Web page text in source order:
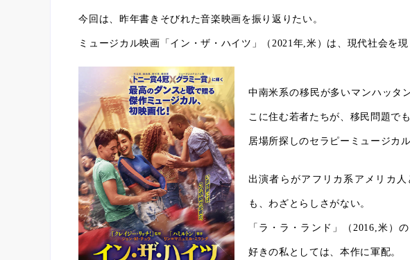
今回は、昨年書きそびれた音楽映画を振り返りたい。
ミュージカル映画「イン・ザ・ハイツ」（2021年,米）は、現代社会を現
中南米系の移民が多いマンハッタ
こに住む若者たちが、移民問題で
居場所探しのセラピーミュージカル
出演者らがアフリカ系アメリカ
も、わざとらしさがない。
「ラ・ラ・ランド」（2016,米）
好きの私としては、本作に軍配。